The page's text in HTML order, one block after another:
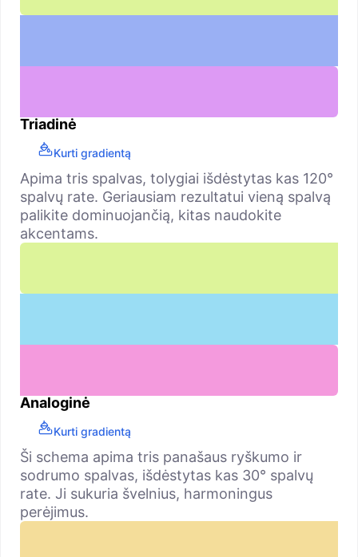
Triadinė
Kurti gradientą
Apima tris spalvas, tolygiai išdėstytas kas 120°
spalvų rate. Geriausiam rezultatui vieną spalvą
palikite dominuojančią, kitas naudokite
akcentams.
Analoginė
Kurti gradientą
Ši schema apima tris panašaus ryškumo ir
sodrumo spalvas, išdėstytas kas 30° spalvų
rate. Ji sukuria švelnius, harmoningus
perėjimus.